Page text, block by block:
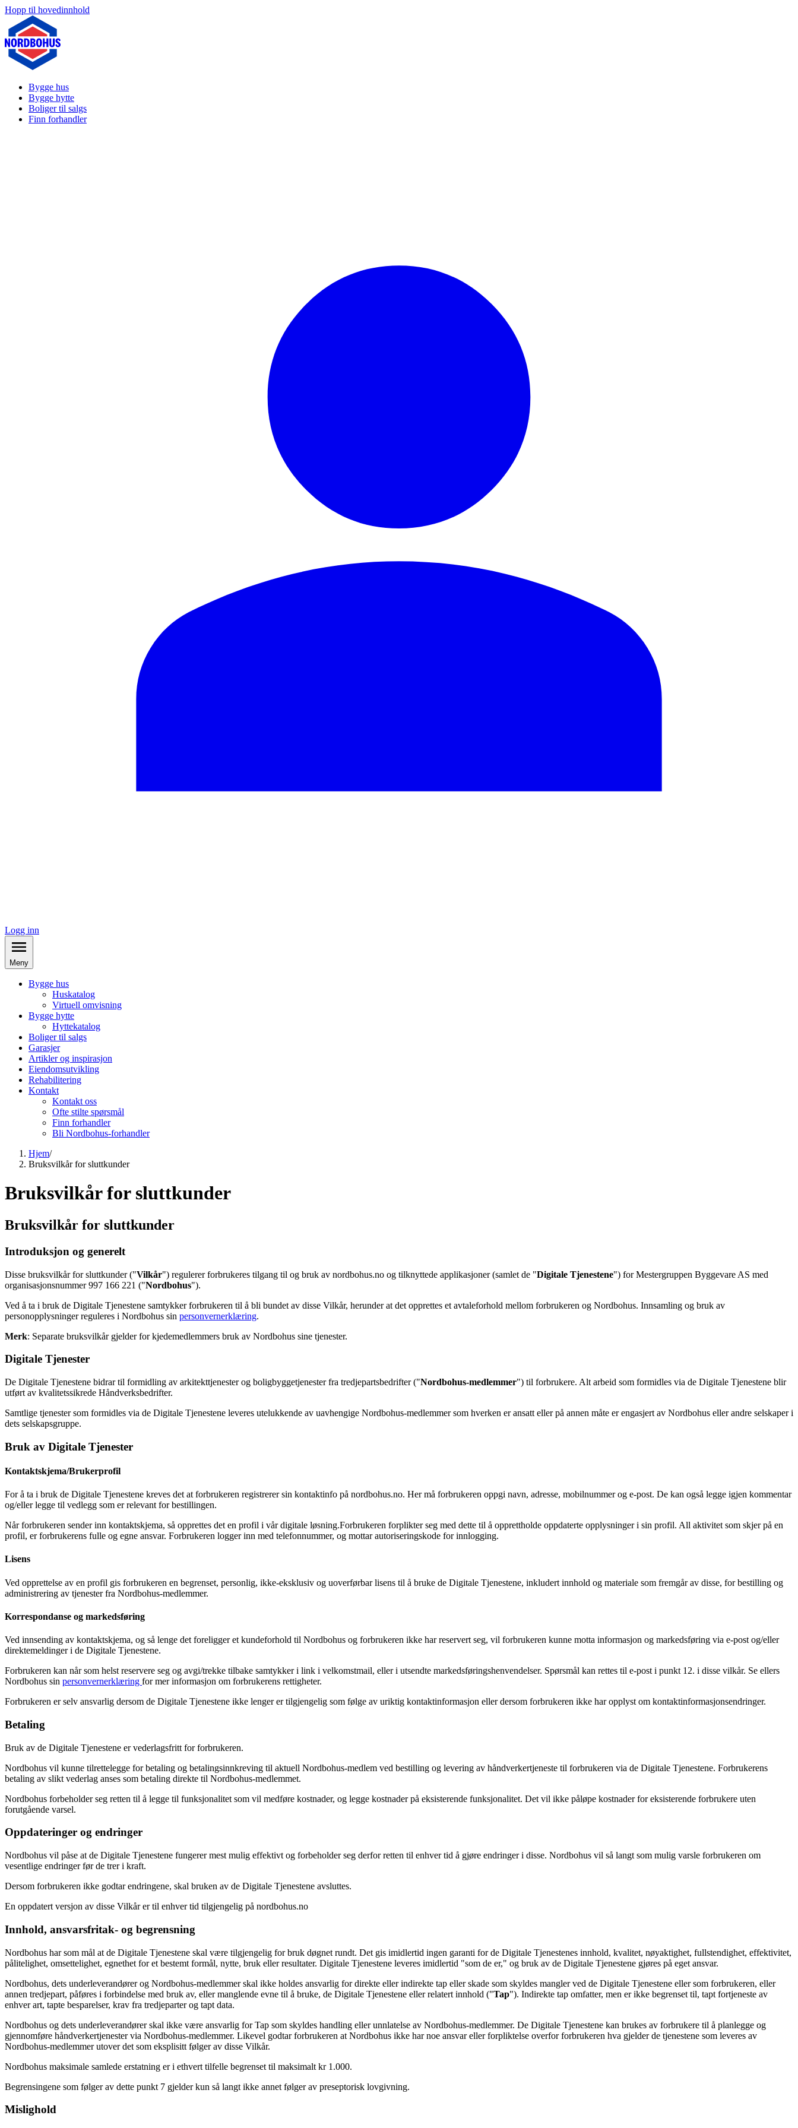
Hopp til hovedinnhold
Bygge hus
Bygge hytte
Boliger til salgs
Finn forhandler
Logg inn
Meny
Bygge hus
Huskatalog
Virtuell omvisning
Bygge hytte
Hyttekatalog
Boliger til salgs
Garasjer
Artikler og inspirasjon
Eiendomsutvikling
Rehabilitering
Kontakt
Kontakt oss
Ofte stilte spørsmål
Finn forhandler
Bli Nordbohus-forhandler
Hjem/
Bruksvilkår for sluttkunder
Bruksvilkår for sluttkunder
Bruksvilkår for sluttkunder
Introduksjon og generelt
Disse bruksvilkår for sluttkunder ("Vilkår") regulerer forbrukeres tilgang til og bruk av nordbohus.no og tilknyttede applikasjoner (samlet de "Digitale Tjenestene") for Mestergruppen Byggevare AS med
organisasjonsnummer 997 166 221 ("Nordbohus").
Ved å ta i bruk de Digitale Tjenestene samtykker forbrukeren til å bli bundet av disse Vilkår, herunder at det opprettes et avtaleforhold mellom forbrukeren og Nordbohus. Innsamling og bruk av
personopplysninger reguleres i Nordbohus sin personvernerklæring.
Merk: Separate bruksvilkår gjelder for kjedemedlemmers bruk av Nordbohus sine tjenester.
Digitale Tjenester
De Digitale Tjenestene bidrar til formidling av arkitekttjenester og boligbyggetjenester fra tredjepartsbedrifter ("Nordbohus-medlemmer") til forbrukere. Alt arbeid som formidles via de Digitale Tjenestene blir
utført av kvalitetssikrede Håndverksbedrifter.
Samtlige tjenester som formidles via de Digitale Tjenestene leveres utelukkende av uavhengige Nordbohus-medlemmer som hverken er ansatt eller på annen måte er engasjert av Nordbohus eller andre selskaper i
dets selskapsgruppe.
Bruk av Digitale Tjenester
Kontaktskjema/Brukerprofil
For å ta i bruk de Digitale Tjenestene kreves det at forbrukeren registrerer sin kontaktinfo på nordbohus.no. Her må forbrukeren oppgi navn, adresse, mobilnummer og e-post. De kan også legge igjen kommentar
og/eller legge til vedlegg som er relevant for bestillingen.
Når forbrukeren sender inn kontaktskjema, så opprettes det en profil i vår digitale løsning.Forbrukeren forplikter seg med dette til å opprettholde oppdaterte opplysninger i sin profil. All aktivitet som skjer på en
profil, er forbrukerens fulle og egne ansvar. Forbrukeren logger inn med telefonnummer, og mottar autoriseringskode for innlogging.
Lisens
Ved opprettelse av en profil gis forbrukeren en begrenset, personlig, ikke-eksklusiv og uoverførbar lisens til å bruke de Digitale Tjenestene, inkludert innhold og materiale som fremgår av disse, for bestilling og
administrering av tjenester fra Nordbohus-medlemmer.
Korrespondanse og markedsføring
Ved innsending av kontaktskjema, og så lenge det foreligger et kundeforhold til Nordbohus og forbrukeren ikke har reservert seg, vil forbrukeren kunne motta informasjon og markedsføring via e-post og/eller
direktemeldinger i de Digitale Tjenestene.
Forbrukeren kan når som helst reservere seg og avgi/trekke tilbake samtykker i link i velkomstmail, eller i utsendte markedsføringshenvendelser. Spørsmål kan rettes til e-post i punkt 12. i disse vilkår. Se ellers
Nordbohus sin personvernerklæring for mer informasjon om forbrukerens rettigheter.
Forbrukeren er selv ansvarlig dersom de Digitale Tjenestene ikke lenger er tilgjengelig som følge av uriktig kontaktinformasjon eller dersom forbrukeren ikke har opplyst om kontaktinformasjonsendringer.
Betaling
Bruk av de Digitale Tjenestene er vederlagsfritt for forbrukeren.
Nordbohus vil kunne tilrettelegge for betaling og betalingsinnkreving til aktuell Nordbohus-medlem ved bestilling og levering av håndverkertjeneste til forbrukeren via de Digitale Tjenestene. Forbrukerens
betaling av slikt vederlag anses som betaling direkte til Nordbohus-medlemmet.
Nordbohus forbeholder seg retten til å legge til funksjonalitet som vil medføre kostnader, og legge kostnader på eksisterende funksjonalitet. Det vil ikke påløpe kostnader for eksisterende forbrukere uten
forutgående varsel.
Oppdateringer og endringer
Nordbohus vil påse at de Digitale Tjenestene fungerer mest mulig effektivt og forbeholder seg derfor retten til enhver tid å gjøre endringer i disse. Nordbohus vil så langt som mulig varsle forbrukeren om
vesentlige endringer før de trer i kraft.
Dersom forbrukeren ikke godtar endringene, skal bruken av de Digitale Tjenestene avsluttes.
En oppdatert versjon av disse Vilkår er til enhver tid tilgjengelig på nordbohus.no
Innhold, ansvarsfritak- og begrensning
Nordbohus har som mål at de Digitale Tjenestene skal være tilgjengelig for bruk døgnet rundt. Det gis imidlertid ingen garanti for de Digitale Tjenestenes innhold, kvalitet, nøyaktighet, fullstendighet, effektivitet,
pålitelighet, omsettelighet, egnethet for et bestemt formål, nytte, bruk eller resultater. Digitale Tjenestene leveres imidlertid "som de er," og bruk av de Digitale Tjenestene gjøres på eget ansvar.
Nordbohus, dets underleverandører og Nordbohus-medlemmer skal ikke holdes ansvarlig for direkte eller indirekte tap eller skade som skyldes mangler ved de Digitale Tjenestene eller som forbrukeren, eller
annen tredjepart, påføres i forbindelse med bruk av, eller manglende evne til å bruke, de Digitale Tjenestene eller relatert innhold ("Tap"). Indirekte tap omfatter, men er ikke begrenset til, tapt fortjeneste av
enhver art, tapte besparelser, krav fra tredjeparter og tapt data.
Nordbohus og dets underleverandører skal ikke være ansvarlig for Tap som skyldes handling eller unnlatelse av Nordbohus-medlemmer. De Digitale Tjenestene kan brukes av forbrukere til å planlegge og
gjennomføre håndverkertjenester via Nordbohus-medlemmer. Likevel godtar forbrukeren at Nordbohus ikke har noe ansvar eller forpliktelse overfor forbrukeren hva gjelder de tjenestene som leveres av
Nordbohus-medlemmer utover det som eksplisitt følger av disse Vilkår.
Nordbohus maksimale samlede erstatning er i ethvert tilfelle begrenset til maksimalt kr 1.000.
Begrensingene som følger av dette punkt 7 gjelder kun så langt ikke annet følger av preseptorisk lovgivning.
Mislighold